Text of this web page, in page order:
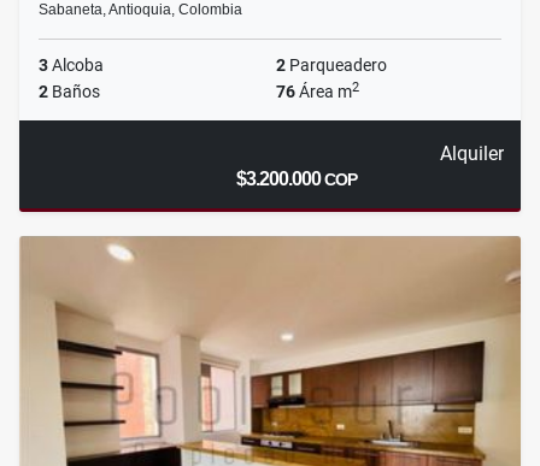
Sabaneta, Antioquia, Colombia
3Alcoba 2 Parqueadero
2 Baños 76Área m2
Alquiler
$3.200.000COP